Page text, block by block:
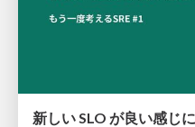
新しい SLO が良い感じ